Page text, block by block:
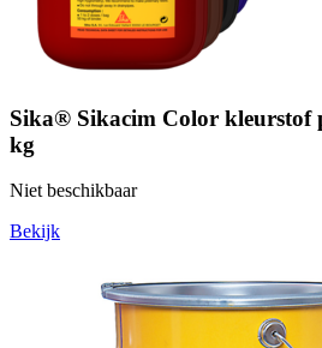
Sika® Sikacim Color kleurstof
kg
Niet beschikbaar
Bekijk